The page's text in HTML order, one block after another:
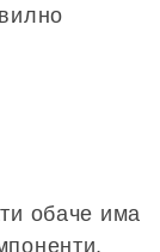
обаче има